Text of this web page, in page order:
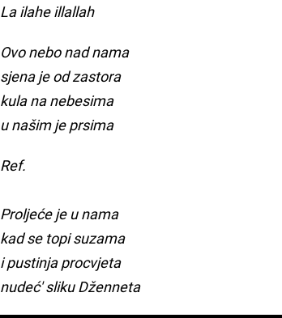
La ilahe illallah
Ovo nebo nad nama
sjena je od zastora
kula na nebesima
u našim je prsima
Ref.
Proljeće je u nama
kad se topi suzama
i pustinja procvjeta
nudeć' sliku Dženneta